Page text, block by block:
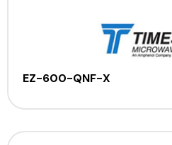
EZ-600-QNF-X